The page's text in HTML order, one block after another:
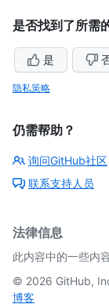
是否找到了所需
是
隐私策略
仍需帮助？
询问GitHub社区
联系支持人员
法律信息
此内容中的一些内
© 2026 GitHub,
博客